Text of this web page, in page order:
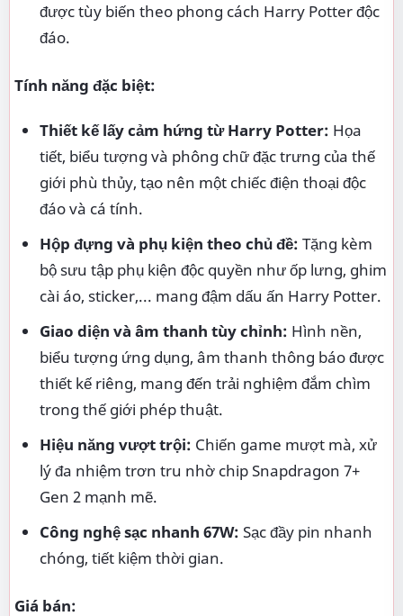
trong thế giới phép thuật.
Hiệu năng vượt trội:
lý đa nhiệm trơn tru nhờ chip Snapdragon 7+
Công nghệ sạc nhanh 67W:Sạc đầy pin nhanh
chóng, tiết kiệm thời gian.
Giá bán:
Giá tham khảo từ Google Shopping:[Chèn giá
rẻ nhất tìm được từ Google Shopping] VND (Lưu
ý giá có thể thay đổi tùy theo thời điểm và nhà
cung cấp).
Giá ưu đãi tại Queen Mobile:[Đề xuất mức giá
rẻ hơn hoặc bằng giá Google Shopping] VND
Ghé ngay Queen Mobile tại 211 đường 3/2,
phường 10, quận 10, TP.HCM hoặc liên hệ hotline
để sở hữu ngay Redmi Note 12 Turbo Harry
Potter với mức giá ưu đãi nhất.
Số lượng có hạn, nhanh tay sở hữu ngay chiếc
smartphone độc đáo này!